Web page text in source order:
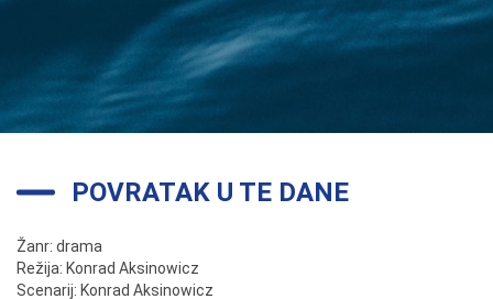
POVRATAK U TE DANE
Žanr: drama
Režija: Konrad Aksinowicz
Scenarij: Konrad Aksinowicz